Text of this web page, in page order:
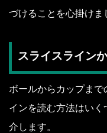
づけることを心掛けま
スライスライン
ボールからカップま
インを読む方法はい
介します。